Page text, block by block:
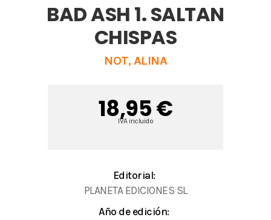
BAD ASH 1. SALTAN
CHISPAS
NOT, ALINA
18,95 €
IVA incluido
Editorial:
PLANETA EDICIONES SL
Año de edición: